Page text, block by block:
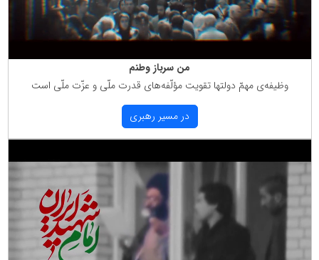
من سرباز وطنم
وظیفه‌ی مهمّ دولتها تقویت مؤلّفه‌های قدرت ملّی و عزّت ملّی است
در مسیر رهبری